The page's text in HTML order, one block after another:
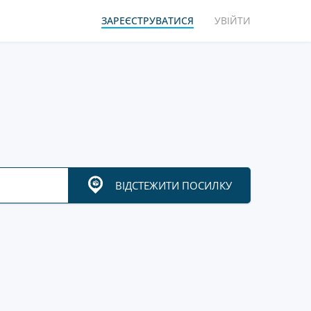
ЗАРЕЄСТРУВАТИСЯ УВІЙТИ
ВІДСТЕЖИТИ ПОСИЛКУ